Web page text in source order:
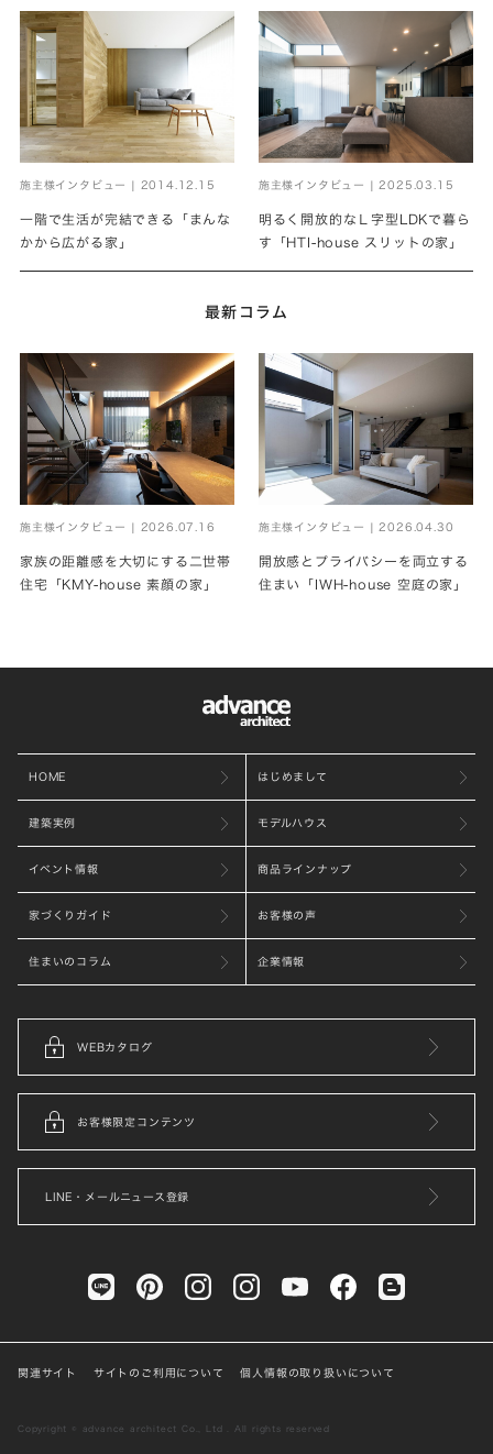
施主様インタビュー | 2014.12.15
一階で生活が完結できる「まんな
かから広がる家」
施主様インタビュー | 2025.03.15
明るく開放的なＬ字型LDKで暮ら
す「HTI-house スリットの家」
最新コラム
施主様インタビュー | 2026.07.16
家族の距離感を大切にする二世帯
住宅「KMY-house 素顔の家」
施主様インタビュー | 2026.04.30
開放感とプライバシーを両立する
住まい「IWH-house 空庭の家」
HOME はじめまして
建築実例 モデルハウス
イベント情報 商品ラインナップ
家づくりガイド お客様の声
住まいのコラム 企業情報
WEBカタログ
お客様限定コンテンツ
LINE・メールニュース登録
関連サイト サイトのご利用について 個人情報の取り扱いについて
Copyright © advance architect Co., Ltd . All rights reserved